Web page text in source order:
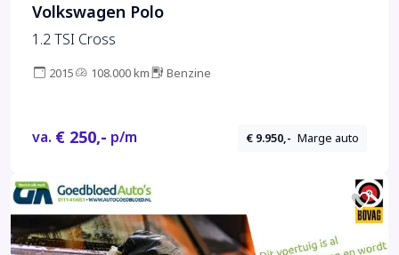
Volkswagen Polo
1.2 TSI Cross
2015 108.000 km Benzine
va. € 250,- p/m € 9.950,- Marge auto